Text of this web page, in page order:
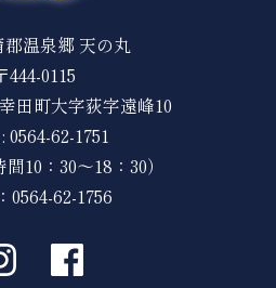
温泉郷 天の丸
444-0115
田町大字荻字遠峰10
0564-62-1751
間10：30～18：30）
0564-62-1756